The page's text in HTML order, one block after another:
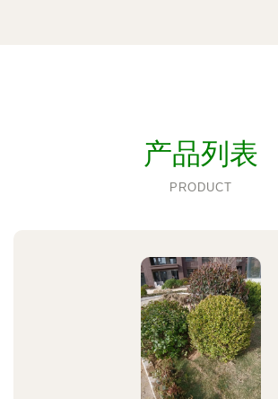
产品列表
PRODUCT